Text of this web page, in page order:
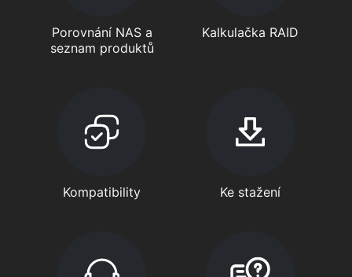
Porovnání NAS a
seznam produktů
Kalkulačka RAID
Kompatibility Ke stažení